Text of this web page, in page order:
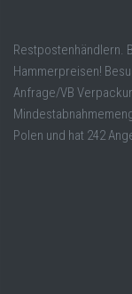
Restpostenhändlern.
Hammerpreisen!
Anfrage/VB
Polen und hat 242